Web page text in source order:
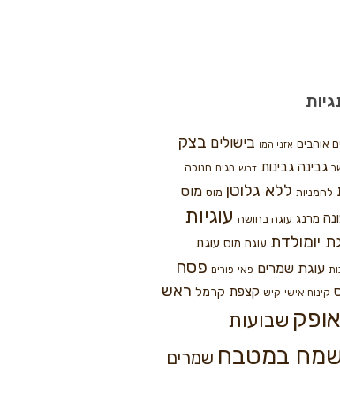
אוהבים אזני המן בישולים בצק
גבינה גבינות דבש חגים חנוכה
לחמניות ללא גלוטן מוס מוס
מרנג עוגה בחושה עוגיות
יומולדת עוגת מוס עוגת
עוגת שמרים פאי פורים פסח
קינוח אישי קיש קצפת קרמל ראש
שבועות
במטבח שמרים